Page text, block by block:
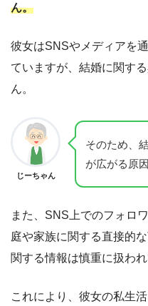
ん。
彼女はSNSやメディアを
ていますが、結婚に関す
ん。
じーちゃん
そのため、
が広がる原
また、SNS上でのフォロ
庭や家族に関する直接的
関する情報は慎重に扱われ
これにより、彼女の私生